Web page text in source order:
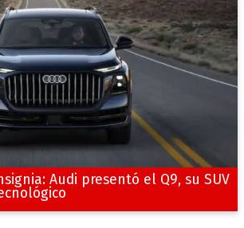
Audi presentó el Q9, su SUV